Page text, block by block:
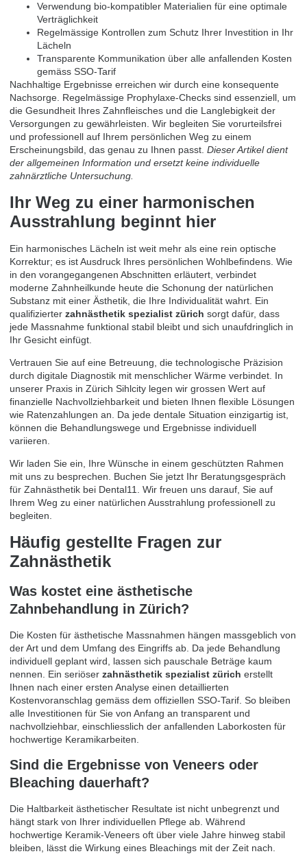
Verwendung bio-kompatibler Materialien für eine optimale
Verträglichkeit
Regelmässige Kontrollen zum Schutz Ihrer Investition in Ihr
Lächeln
Transparente Kommunikation über alle anfallenden Kosten
gemäss SSO-Tarif
Nachhaltige Ergebnisse erreichen wir durch eine konsequente
Nachsorge. Regelmässige Prophylaxe-Checks sind essenziell, um
die Gesundheit Ihres Zahnfleisches und die Langlebigkeit der
Versorgungen zu gewährleisten. Wir begleiten Sie vorurteilsfrei
und professionell auf Ihrem persönlichen Weg zu einem
Erscheinungsbild, das genau zu Ihnen passt. Dieser Artikel dient
der allgemeinen Information und ersetzt keine individuelle
zahnärztliche Untersuchung.
Ihr Weg zu einer harmonischen
Ausstrahlung beginnt hier
Ein harmonisches Lächeln ist weit mehr als eine rein optische
Korrektur; es ist Ausdruck Ihres persönlichen Wohlbefindens. Wie
in den vorangegangenen Abschnitten erläutert, verbindet
moderne Zahnheilkunde heute die Schonung der natürlichen
Substanz mit einer Ästhetik, die Ihre Individualität wahrt. Ein
qualifizierter zahnästhetik spezialist zürich sorgt dafür, dass
jede Massnahme funktional stabil bleibt und sich unaufdringlich in
Ihr Gesicht einfügt.
Vertrauen Sie auf eine Betreuung, die technologische Präzision
durch digitale Diagnostik mit menschlicher Wärme verbindet. In
unserer Praxis in Zürich Sihlcity legen wir grossen Wert auf
finanzielle Nachvollziehbarkeit und bieten Ihnen flexible Lösungen
wie Ratenzahlungen an. Da jede dentale Situation einzigartig ist,
können die Behandlungswege und Ergebnisse individuell
variieren.
Wir laden Sie ein, Ihre Wünsche in einem geschützten Rahmen
mit uns zu besprechen. Buchen Sie jetzt Ihr Beratungsgespräch
für Zahnästhetik bei Dental11. Wir freuen uns darauf, Sie auf
Ihrem Weg zu einer natürlichen Ausstrahlung professionell zu
begleiten.
Häufig gestellte Fragen zur
Zahnästhetik
Was kostet eine ästhetische
Zahnbehandlung in Zürich?
Die Kosten für ästhetische Massnahmen hängen massgeblich von
der Art und dem Umfang des Eingriffs ab. Da jede Behandlung
individuell geplant wird, lassen sich pauschale Beträge kaum
nennen. Ein seriöser zahnästhetik spezialist zürich erstellt
Ihnen nach einer ersten Analyse einen detaillierten
Kostenvoranschlag gemäss dem offiziellen SSO-Tarif. So bleiben
alle Investitionen für Sie von Anfang an transparent und
nachvollziehbar, einschliesslich der anfallenden Laborkosten für
hochwertige Keramikarbeiten.
Sind die Ergebnisse von Veneers oder
Bleaching dauerhaft?
Die Haltbarkeit ästhetischer Resultate ist nicht unbegrenzt und
hängt stark von Ihrer individuellen Pflege ab. Während
hochwertige Keramik-Veneers oft über viele Jahre hinweg stabil
bleiben, lässt die Wirkung eines Bleachings mit der Zeit nach.